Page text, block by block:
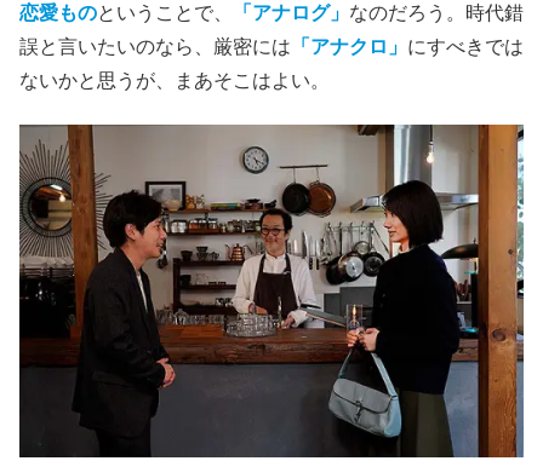
恋愛ものということで、 「アナログ」 なのだろう。時代錯
誤と言いたいのなら、厳密には 「アナクロ」 にすべきでは
ないかと思うが、まあそこはよい。